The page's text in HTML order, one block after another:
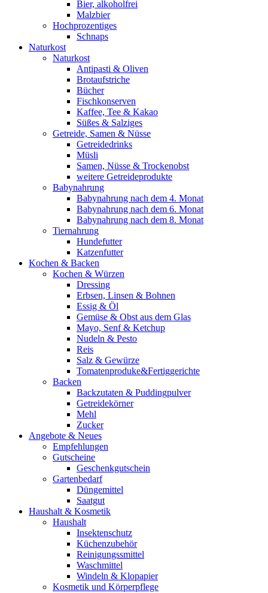
Bier, alkoholfrei
Malzbier
Hochprozentiges
Schnaps
Naturkost
Naturkost
Antipasti & Oliven
Brotaufstriche
Bücher
Fischkonserven
Kaffee, Tee & Kakao
Süßes & Salziges
Getreide, Samen & Nüsse
Getreidedrinks
Müsli
Samen, Nüsse & Trockenobst
weitere Getreideprodukte
Babynahrung
Babynahrung nach dem 4. Monat
Babynahrung nach dem 6. Monat
Babynahrung nach dem 8. Monat
Tiernahrung
Hundefutter
Katzenfutter
Kochen & Backen
Kochen & Würzen
Dressing
Erbsen, Linsen & Bohnen
Essig & Öl
Gemüse & Obst aus dem Glas
Mayo, Senf & Ketchup
Nudeln & Pesto
Reis
Salz & Gewürze
Tomatenproduke&Fertiggerichte
Backen
Backzutaten & Puddingpulver
Getreidekörner
Mehl
Zucker
Angebote & Neues
Empfehlungen
Gutscheine
Geschenkgutschein
Gartenbedarf
Düngemittel
Saatgut
Haushalt & Kosmetik
Haushalt
Insektenschutz
Küchenzubehör
Reinigungssmittel
Waschmittel
Windeln & Klopapier
Kosmetik und Körperpflege